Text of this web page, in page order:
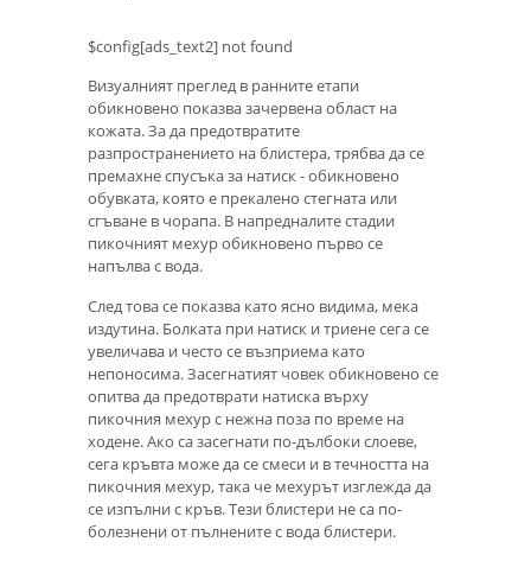
$config[ads_text2] not found
Визуалният преглед в ранните етапи
обикновено показва зачервена област на
кожата. За да предотвратите
разпространението на блистера, трябва да се
премахне спусъка за натиск - обикновено
обувката, която е прекалено стегната или
сгъване в чорапа. В напредналите стадии
пикочният мехур обикновено първо се
напълва с вода.
След това се показва като ясно видима, мека
издутина. Болката при натиск и триене сега се
увеличава и често се възприема като
непоносима. Засегнатият човек обикновено се
опитва да предотврати натиска върху
пикочния мехур с нежна поза по време на
ходене. Ако са засегнати по-дълбоки слоеве,
сега кръвта може да се смеси и в течността на
пикочния мехур, така че мехурът изглежда да
се изпълни с кръв. Тези блистери не са по-
болезнени от пълнените с вода блистери.